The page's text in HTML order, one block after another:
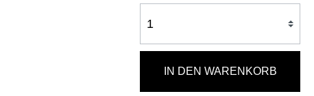
IN DEN WARENKORB